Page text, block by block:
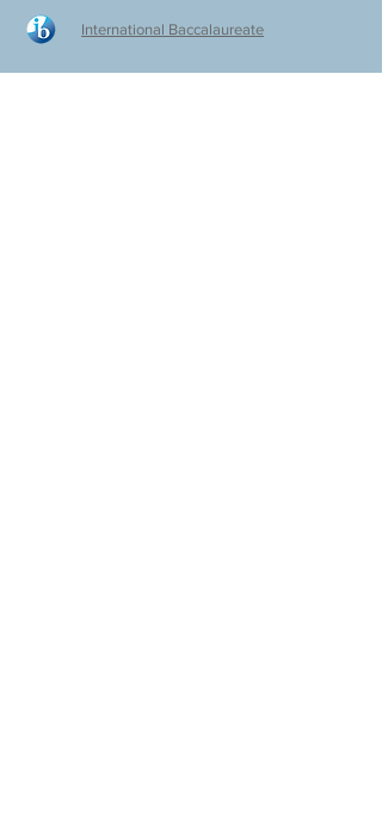
International Baccalaureate